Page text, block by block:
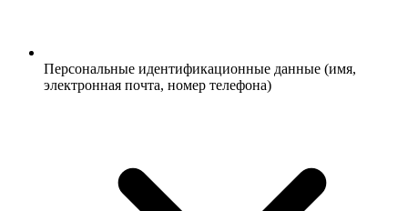
Персональные идентификационные данные (имя,
электронная почта, номер телефона)